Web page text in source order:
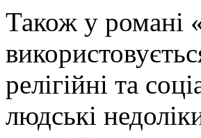
Також у романі
релігійні та
людські